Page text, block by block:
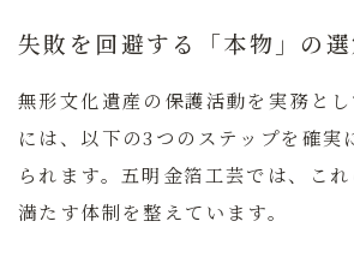
失敗を回避する「本物」の
無形文化遺産の保護活動を実務と
には、以下の3つのステップを確実
られます。 五明金箔工芸では、こ
満たす体制を整えています。